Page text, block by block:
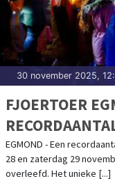
30 november 2025,
FJOERTOER
MET
EGMOND - Een
28 en zaterdag 29
overleefd. Het unieke [...]